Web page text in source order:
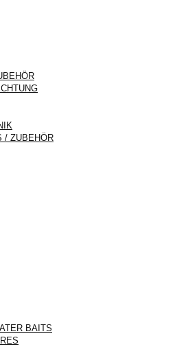
/ ZUBEHÖR
BAITS